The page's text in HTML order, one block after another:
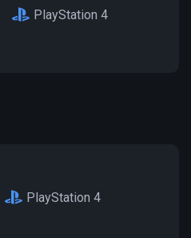
PlayStation 4
PlayStation 4